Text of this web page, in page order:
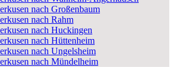
nach Großenbaum
nach Rahm
nach Huckingen
nach Hüttenheim
nach Ungelsheim
nach Mündelheim